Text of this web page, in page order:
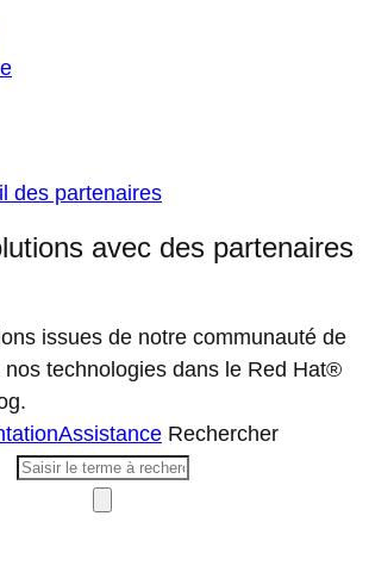
des partenaires
avec des partenaires
issues de notre communauté de
technologies dans le Red Hat®
Assistance Rechercher